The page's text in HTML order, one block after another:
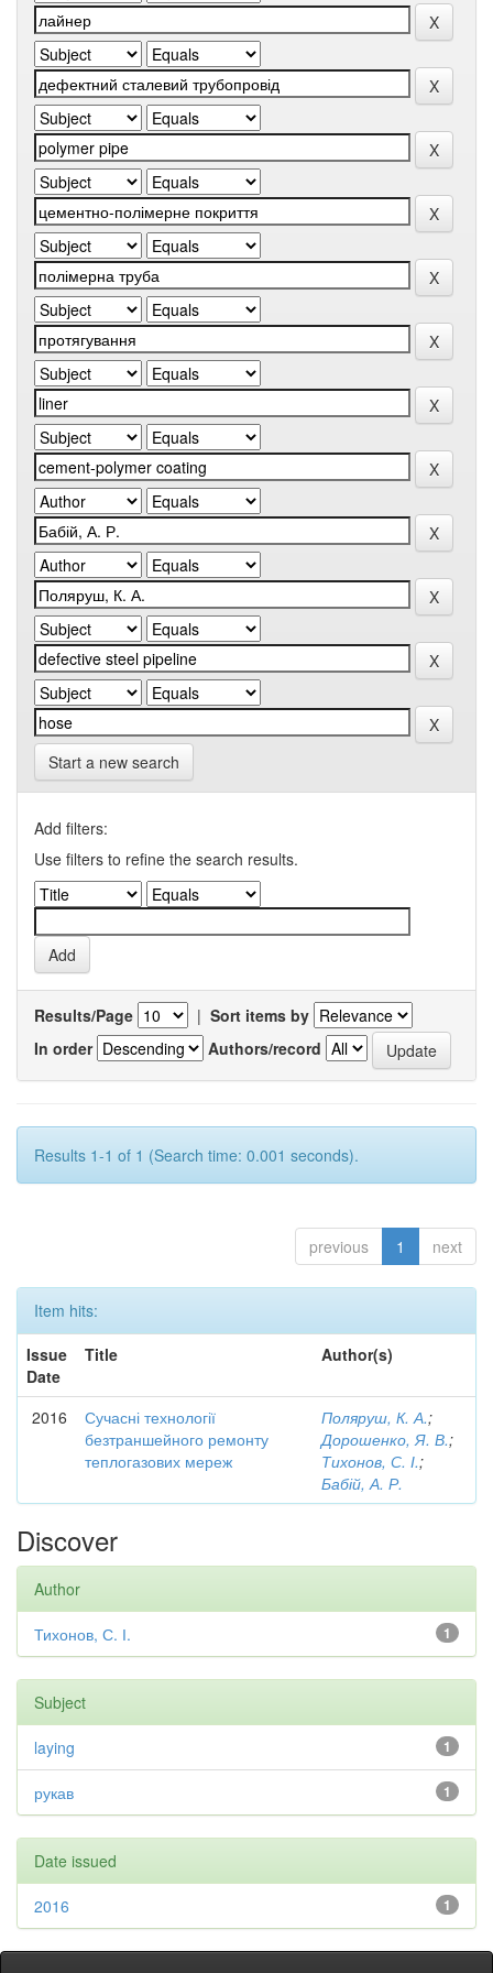
Start a new search
Add filters:
Use filters to refine the search results.
Results/Page | Sort items by
In order
Authors/record
Results 1-1 of 1 (Search time: 0.001 seconds).
previous 1 next
Item hits:
Issue
Date
Title Author(s)
2016
Сучасні технології
безтраншейного ремонту
теплогазових мереж
Поляруш, К. А.;
Дорошенко, Я. В.;
Тихонов, С. І.;
Бабій, А. Р.
Discover
Author
1
Тихонов, С. І.
Subject
1
laying
1
рукав
Date issued
1
2016